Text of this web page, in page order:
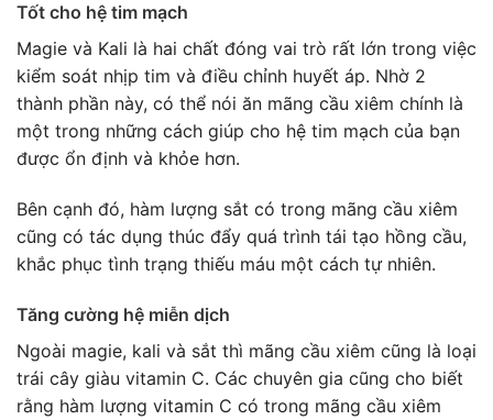
Tốt cho hệ tim mạch
Magie và Kali là hai chất đóng vai trò rất lớn trong việc
kiểm soát nhịp tim và điều chỉnh huyết áp. Nhờ 2
thành phần này, có thể nói ăn mãng cầu xiêm chính là
một trong những cách giúp cho hệ tim mạch của bạn
được ổn định và khỏe hơn.
Bên cạnh đó, hàm lượng sắt có trong mãng cầu xiêm
cũng có tác dụng thúc đẩy quá trình tái tạo hồng cầu,
khắc phục tình trạng thiếu máu một cách tự nhiên.
Tăng cường hệ miễn dịch
Ngoài magie, kali và sắt thì mãng cầu xiêm cũng là loại
trái cây giàu vitamin C. Các chuyên gia cũng cho biết
rằng hàm lượng vitamin C có trong mãng cầu xiêm